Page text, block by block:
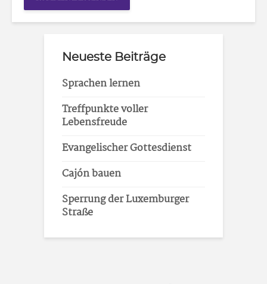
Neueste Beiträge
Sprachen lernen
Treffpunkte voller
Lebensfreude
Evangelischer Gottesdienst
Cajón bauen
Sperrung der Luxemburger
Straße